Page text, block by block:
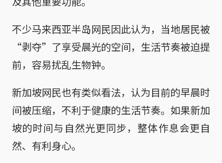
不少马来西亚半岛网民因此认为，当地居民被
“剥夺”了享受晨光的空间，生活节奏被迫提
前，容易扰乱生物钟。
新加坡网民也有类似看法，认为目前的早晨时
间被压缩，不利于健康的生活节奏。如果新加
坡的时间与自然光更同步，整体作息会更自
然、有利身心。